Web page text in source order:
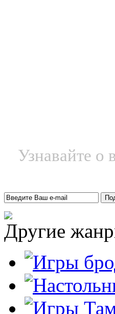
Узнавайте
Другие